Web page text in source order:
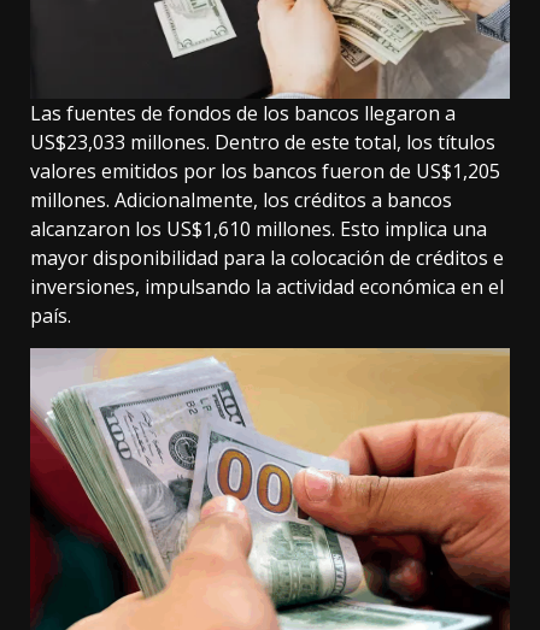
Las fuentes de fondos de los bancos llegaron a
US$23,033 millones. Dentro de este total, los títulos
valores emitidos por los bancos fueron de US$1,205
millones. Adicionalmente, los créditos a bancos
alcanzaron los US$1,610 millones. Esto implica una
mayor disponibilidad para la colocación de créditos e
inversiones, impulsando la actividad económica en el
país.